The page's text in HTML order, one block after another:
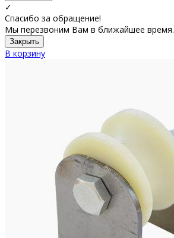
✓
Спасибо за обращение!
Мы перезвоним Вам в ближайшее время.
Закрыть
В корзину